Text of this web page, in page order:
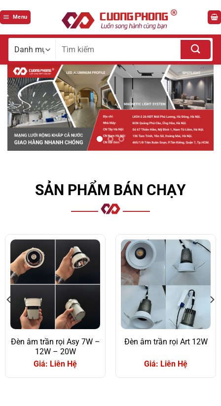
qua
Menu
Tìm
cho:
SẢN PHẨM BÁN CHẠY
Đèn âm trần rọi Asy 7W –
12W – 20W
Giá: Liên Hệ
Đèn âm trần rọi Art 12W
Giá: Liên Hệ